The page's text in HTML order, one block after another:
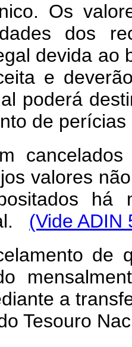
Os
dos
devida ao
e
poderá
de
valores
há
(Vide ADIN
de
a
do Tesouro